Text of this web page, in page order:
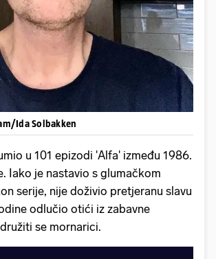
Ida Solbakken
u 101 epizodi 'Alfa' između 1986.
Iako je nastavio s glumačkom
serije, nije doživio pretjeranu slavu
odlučio otići iz zabavne
se mornarici.